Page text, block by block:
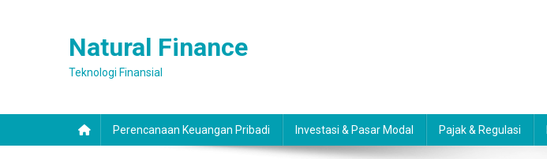
Natural Finance
Teknologi Finansial
Perencanaan Keuangan Pribadi Investasi & Pasar Modal Pajak & Regulasi